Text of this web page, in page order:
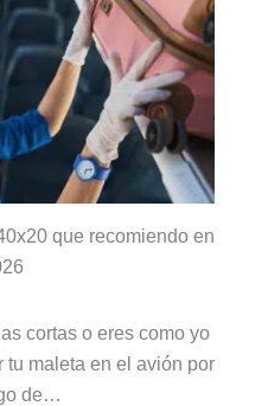
que recomiendo en
cortas o eres como yo
tu maleta en el avión por
de…